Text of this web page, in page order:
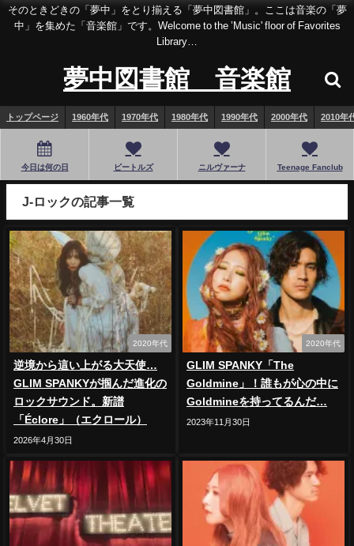
そのときどきの「夢中」をとり揃える「夢中図書館」。ここは音楽の「夢
中」を集めた「音楽館」です。Welcome to the ’Music' floor of Favorites
Library…
夢中図書館 音楽館
トップページ 1960年代 1970年代 1980年代 1990年代 2000年代 2010年
今日は何の日 ビートルズ ニルヴァーナ Teenage Fanclub
J-ロックの記事一覧
2020年代
逆境から這い上がる大天使…
GLIM SPANKYが掴んだ進化の
ロックサウンド。新譜
「Éclore」（エクロール）
2026年4月30日
2020年代
GLIM SPANKY「The
Goldmine」！誰もが心の中に
Goldmineを持ってるんだ…
2023年11月30日